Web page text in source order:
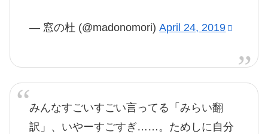
— 窓の杜 (@madonomori)April 24, 2019
みんなすごいすごい言ってる「みらい翻
訳」、いやーすごすぎ……。ためしに自分